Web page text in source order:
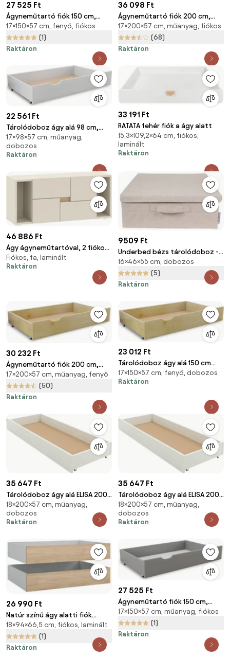
27 525 Ft
Ágyneműtartó fiók 150 cm,
fehér
17×150×57 cm, fenyő, fiókos
(1)
Raktáron
36 098 Ft
Ágyneműtartó fiók 200 cm,
fehér
17×200×57 cm, műanyag, fiókos
(68)
Raktáron
22 561 Ft
Tárolódoboz ágy alá 98 cm,
fehér
17×98×57 cm, műanyag,
dobozos
Raktáron
33 191 Ft
RATATA fehér fiók a ágy alatt
15,3×109,2×64 cm, fiókos,
laminált
Raktáron
46 886 Ft
Ágy ágyneműtartóval, 2 fiókos
kivitelben LENS
Fiókos, fa, laminált
Raktáron
9509 Ft
Underbed bézs tárolódoboz -
Bigso Box of Sweden
16×46×55 cm, dobozos
(5)
Raktáron
30 232 Ft
Ágyneműtartó fiók 200 cm,
fenyőfa
17×200×57 cm, műanyag, fenyő
(50)
Raktáron
23 012 Ft
Tárolódoboz ágy alá 150 cm
fenyő
17×150×57 cm, fenyő, dobozos
Raktáron
35 647 Ft
Tárolódoboz ágy alá ELISA 200
cm, fehér
18×200×57 cm, műanyag,
dobozos
Raktáron
35 647 Ft
Tárolódoboz ágy alá ELISA 200
cm, fehér
18×200×57 cm, műanyag,
dobozos
Raktáron
26 990 Ft
Natúr színű ágy alatti fiók
szett 2 db-os 90x190-140x190
cm Naia – Tvilum
18×94×66,5 cm, fiókos, laminált
(1)
Raktáron
27 525 Ft
Ágyneműtartó fiók 150 cm,
szürke
17×150×57 cm, műanyag, fiókos
(1)
Raktáron